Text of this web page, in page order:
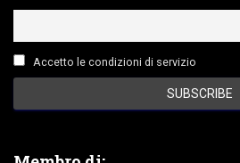
Accetto le condizioni di servizio